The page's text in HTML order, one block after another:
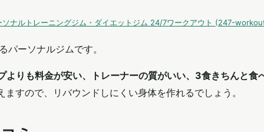
ソナルトレーニングジム・ダイエットジム 24/7ワークアウト (247-
ーソナルジムです。
りも料金が安い、トレーナーの質がいい、3食きちんと食
すので、リバウンドしにくい身体を作れるでしょう。